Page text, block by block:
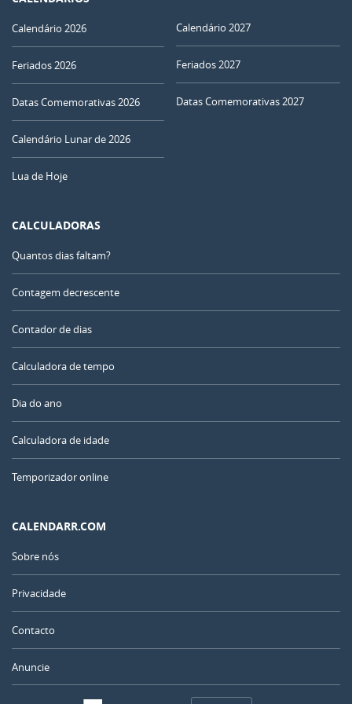
Calendário 2026
Feriados 2026
Datas Comemorativas 2026
Calendário Lunar de 2026
Lua de Hoje
Calendário 2027
Feriados 2027
Datas Comemorativas 2027
CALCULADORAS
Quantos dias faltam?
Contagem decrescente
Contador de dias
Calculadora de tempo
Dia do ano
Calculadora de idade
Temporizador online
CALENDARR.COM
Sobre nós
Privacidade
Contacto
Anuncie